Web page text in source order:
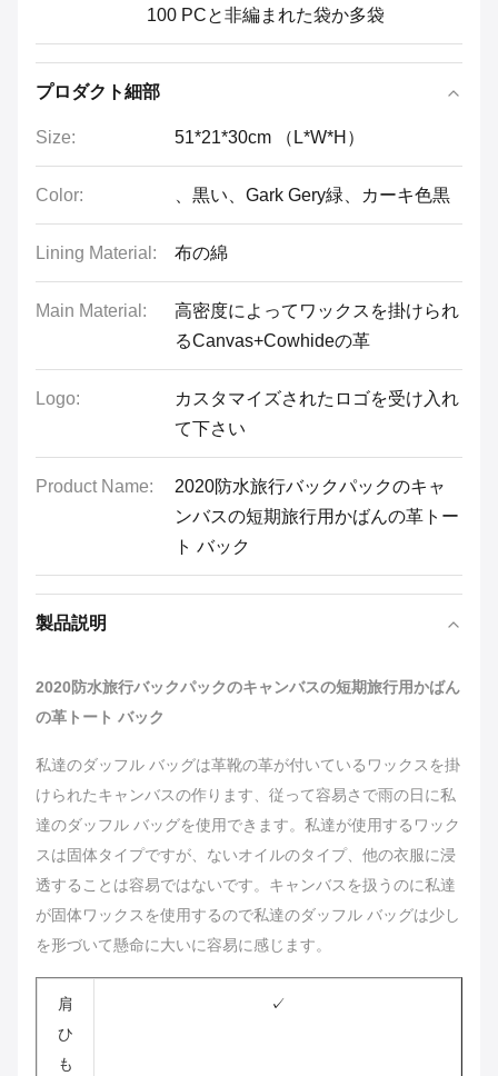
100 PCと非編まれた袋か多袋
プロダクト細部
Size: 51*21*30cm （L*W*H）
Color: 、黒い、Gark Gery緑、カーキ色黒
Lining Material: 布の綿
Main Material:
高密度によってワックスを掛けられ
るCanvas+Cowhideの革
Logo:
カスタマイズされたロゴを受け入れ
て下さい
Product Name:
2020防水旅行バックパックのキャ
ンバスの短期旅行用かばんの革トー
ト バック
製品説明
2020防水旅行バックパックのキャンバスの短期旅行用かばん
の革トート バック
私達のダッフル バッグは革靴の革が付いているワックスを掛
けられたキャンバスの作ります、従って容易さで雨の日に私
達のダッフル バッグを使用できます。私達が使用するワック
スは固体タイプですが、ないオイルのタイプ、他の衣服に浸
透することは容易ではないです。キャンバスを扱うのに私達
が固体ワックスを使用するので私達のダッフル バッグは少し
を形づいて懸命に大いに容易に感じます。
肩
ひ
も
✓